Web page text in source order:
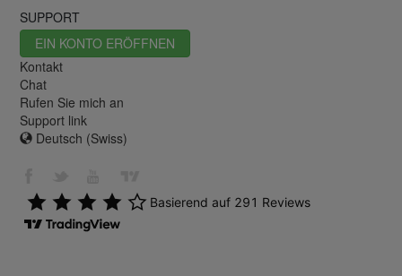
SUPPORT
EIN KONTO ERÖFFNEN
Kontakt
Chat
Rufen Sie mich an
Support link
Deutsch (Swiss)